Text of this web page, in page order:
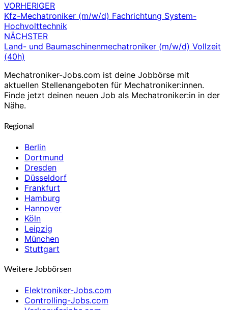
Beitragsnavigation
VORHERIGER
Kfz-Mechatroniker (m/w/d) Fachrichtung System-
Hochvolttechnik
NÄCHSTER
Land- und Baumaschinenmechatroniker (m/w/d) Vollzeit
(40h)
Mechatroniker-Jobs.com ist deine Jobbörse mit
aktuellen Stellenangeboten für Mechatroniker:innen.
Finde jetzt deinen neuen Job als Mechatroniker:in in der
Nähe.
Regional
Berlin
Dortmund
Dresden
Düsseldorf
Frankfurt
Hamburg
Hannover
Köln
Leipzig
München
Stuttgart
Weitere Jobbörsen
Elektroniker-Jobs.com
Controlling-Jobs.com